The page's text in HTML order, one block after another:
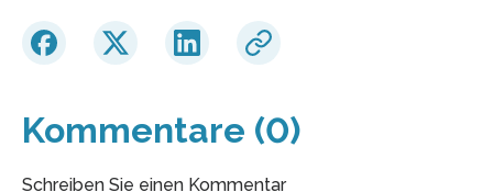
Kommentare (0)
Schreiben Sie einen Kommentar